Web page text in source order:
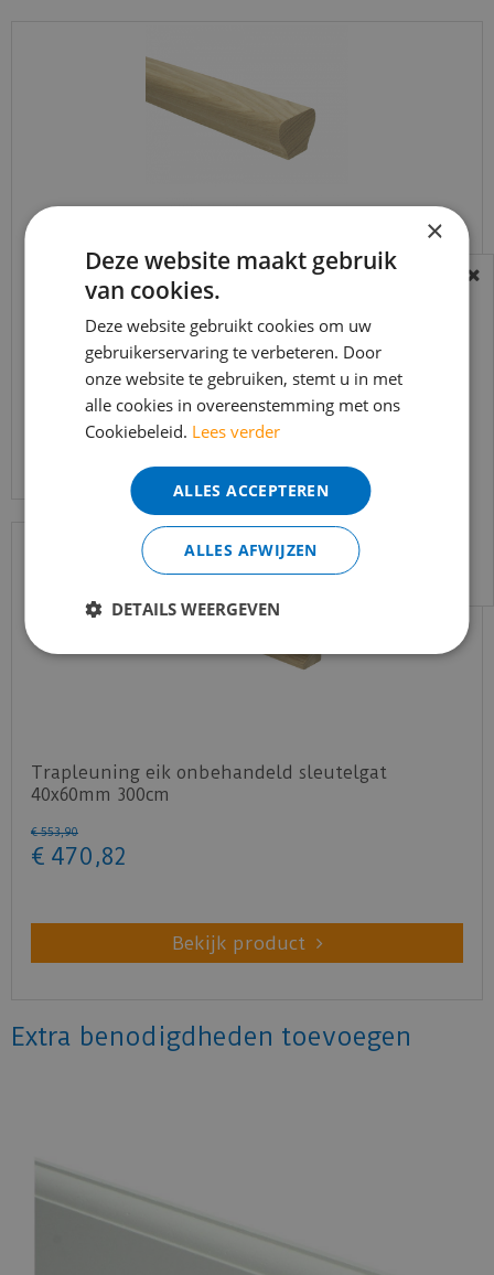
Trapleuning eiken onbehandeld modern
50x65mm 300cm
428,32
Bekijk product
Trapleuning eik onbehandeld sleutelgat
40x60mm 300cm
€ 553,90
€ 470 ,82
Bekijk product
Extra benodigdheden toevoegen
BEREIKBAARHEID
In verband met de vakantie periode zijn wij
t/m 14 augustus telefonisch helaas niet
bereikbaar.
Bestelling worden uiteraard verwerkt
echter iets minder snel dan wat je van ons
gewend bent.
Voor vragen kan je ons bereiken via
info@merkvloerenwinkel.nl
×
Deze website maakt gebruik
van cookies.
Deze website gebruikt cookies om uw
gebruikerservaring te verbeteren. Door
onze website te gebruiken, stemt u in met
alle cookies in overeenstemming met ons
Cookiebeleid. Lees verder
ALLES ACCEPTEREN
ALLES AFWIJZEN
DETAILS WEERGEVEN